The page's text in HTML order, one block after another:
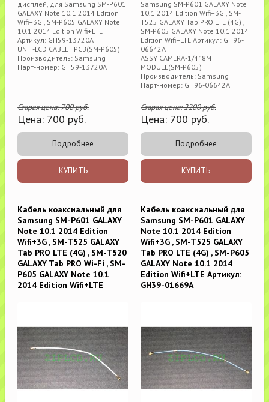
дисплей, для Samsung SM-P601
GALAXY Note 10.1 2014 Edition
Wifi+3G , SM-P605 GALAXY Note
10.1 2014 Edition Wifi+LTE
Артикул: GH59-13720A
UNIT-LCD CABLE FPCB(SM-P605)
Производитель: Samsung
Парт-номер: GH59-13720A
Старая цена:700руб.
Цена: 700 руб.
Подробнее
КУПИТЬ
Samsung SM-P601 GALAXY Note
10.1 2014 Edition Wifi+3G , SM-
T525 GALAXY Tab PRO LTE (4G) ,
SM-P605 GALAXY Note 10.1 2014
Edition Wifi+LTE Артикул: GH96-
06642A
ASSY CAMERA-1/4" 8M
MODULE(SM-P605)
Производитель: Samsung
Парт-номер: GH96-06642A
Старая цена:2200руб.
Цена: 700 руб.
Подробнее
КУПИТЬ
Кабель коаксиальный для
Samsung SM-P601 GALAXY
Note 10.1 2014 Edition
Wifi+3G , SM-T525 GALAXY
Tab PRO LTE (4G) , SM-T520
GALAXY Tab PRO Wi-Fi , SM-
P605 GALAXY Note 10.1
2014 Edition Wifi+LTE
Кабель коаксиальный для
Samsung SM-P601 GALAXY
Note 10.1 2014 Edition
Wifi+3G , SM-T525 GALAXY
Tab PRO LTE (4G) , SM-P605
GALAXY Note 10.1 2014
Edition Wifi+LTE Артикул:
GH39-01669A